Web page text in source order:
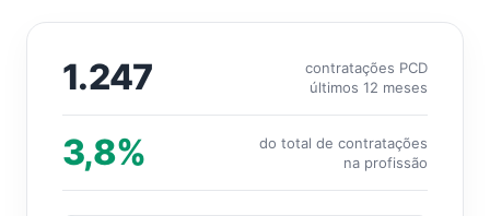
1.247
contratações PCD
últimos 12 meses
3,8%
do total de contratações
na profissão